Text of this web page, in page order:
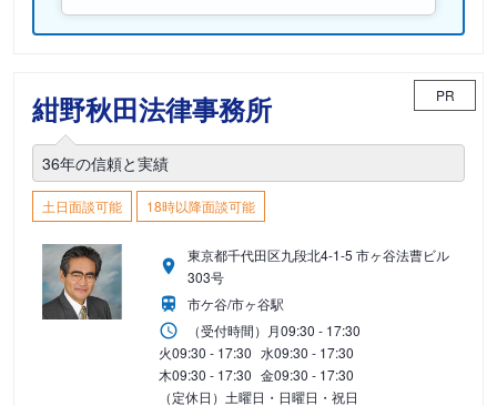
紺野秋田法律事務所 PR
36年の信頼と実績
土日面談可能 18時以降面談可能
東京都千代田区九段北4-1-5 市ヶ谷法曹ビル
303号
市ケ谷/市ヶ谷駅
（受付時間） 月09:30 - 17:30
火09:30 - 17:30 水09:30 - 17:30
木09:30 - 17:30 金09:30 - 17:30
（定休日）土曜日・日曜日・祝日